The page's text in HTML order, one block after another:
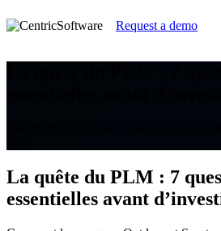
Request a demo
La quête du PLM : 7
essentielles avant